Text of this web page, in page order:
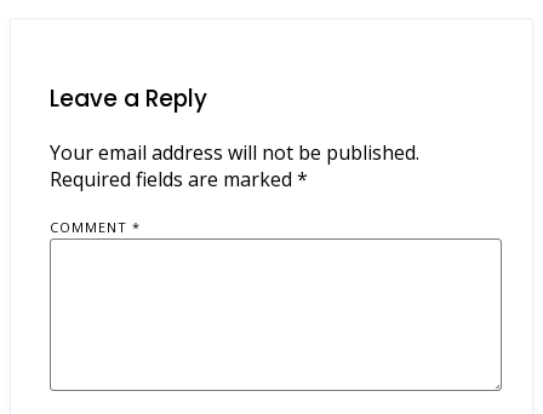
Leave a Reply
Your email address will not be published.
Required fields are marked *
COMMENT *